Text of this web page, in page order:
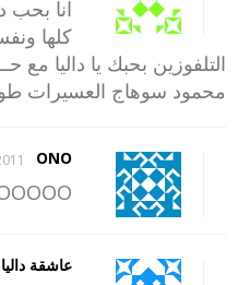
انا بحب
كلها
التلفوزين بحبك يا داليا مع
محمود سوهاج العسيرات
ONO
عاشقة